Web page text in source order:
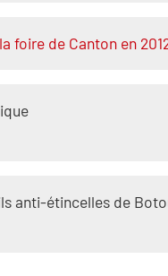
foire de Canton en
anti-étincelles de